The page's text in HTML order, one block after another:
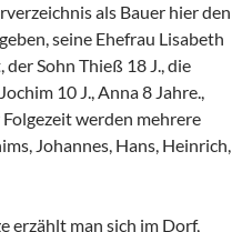
als Bauer hier den
seine Ehefrau Lisabeth
der Sohn Thieß 18 J., die
10 J., Anna 8 Jahre.,
werden mehrere
Johannes, Hans, Heinrich,
erzählt man sich im Dorf,